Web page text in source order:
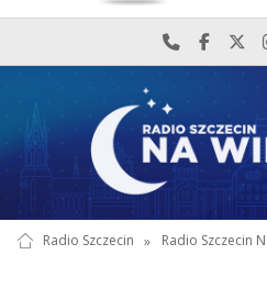
Najlepiej
Radio Szczecin » Radio Szczecin